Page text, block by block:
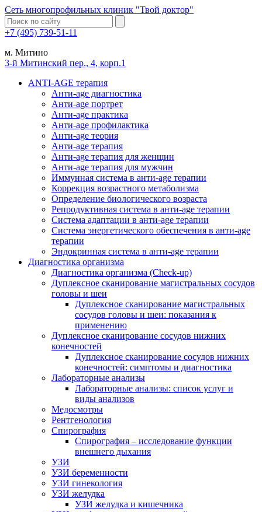
Сеть многопрофильных клиник "Твой доктор"
+7 (495) 739-51-11
м. Митино
3-й Митинский пер., 4, корп.1
ANTI-AGE терапия
Анти-age диагностика
Анти-age портрет
Анти-age практика
Анти-age профилактика
Анти-age теория
Анти-age терапия
Анти-age терапия для женщин
Анти-age терапия для мужчин
Иммунная система в анти-age терапии
Коррекция возрастного метаболизма
Определение биологического возраста
Репродуктивная система в анти-age терапии
Система адаптации в анти-age терапии
Система энергетического обеспечения в анти-age
терапии
Эндокринная система в анти-age терапии
Диагностика организма
Диагностика организма (Check-up)
Дуплексное сканирование магистральных сосудов
головы и шеи
Дуплексное сканирование магистральных
сосудов головы и шеи: показания к
применению
Дуплексное сканирование сосудов нижних
конечностей
Дуплексное сканирование сосудов нижних
конечностей: симптомы и диагностика
Лабораторные анализы
Лабораторные анализы: список услуг и
виды анализов
Медосмотры
Рентгенология
Спирография
Спирография – исследование функции
внешнего дыхания
УЗИ
УЗИ беременности
УЗИ гинекология
УЗИ желудка
УЗИ желудка и кишечника